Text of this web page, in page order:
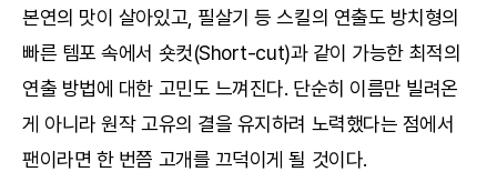
본연의 맛이 살아있고, 필살기 등 스킬의 연출도 방치형의
빠른 템포 속에서 숏컷(Short-cut)과 같이 가능한 최적의
연출 방법에 대한 고민도 느껴진다. 단순히 이름만 빌려온
게 아니라 원작 고유의 결을 유지하려 노력했다는 점에서
팬이라면 한 번쯤 고개를 끄덕이게 될 것이다.